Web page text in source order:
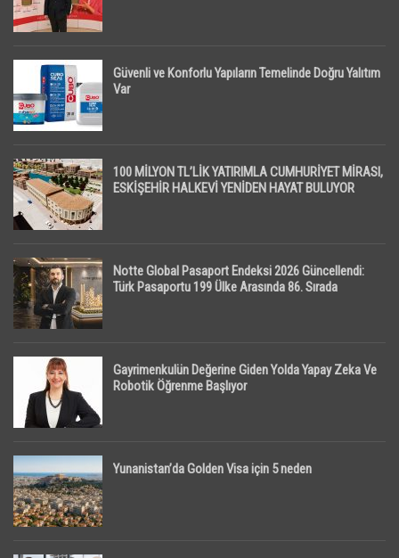
Güvenli ve Konforlu Yapıların Temelinde Doğru Yalıtım
Var
100 MİLYON TL’LİK YATIRIMLA CUMHURİYET MİRASI,
ESKİŞEHİR HALKEVİ YENİDEN HAYAT BULUYOR
Notte Global Pasaport Endeksi 2026 Güncellendi:
Türk Pasaportu 199 Ülke Arasında 86. Sırada
Gayrimenkulün Değerine Giden Yolda Yapay Zeka Ve
Robotik Öğrenme Başlıyor
Yunanistan’da Golden Visa için 5 neden